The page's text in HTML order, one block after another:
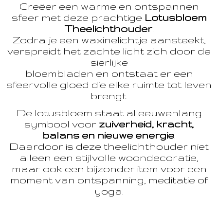
Creëer een warme en ontspannen
sfeer met deze prachtige Lotusbloem
Theelichthouder.
Zodra je een waxinelichtje aansteekt,
verspreidt het zachte licht zich door de
sierlijke
bloembladen en ontstaat er een
sfeervolle gloed die elke ruimte tot leven
brengt.
De lotusbloem staat al eeuwenlang
symbool voor zuiverheid, kracht,
balans en nieuwe energie
Daardoor is deze theelichthouder niet
alleen een stijlvolle woondecoratie,
maar ook een bijzonder item voor een
moment van ontspanning, meditatie of
yoga.